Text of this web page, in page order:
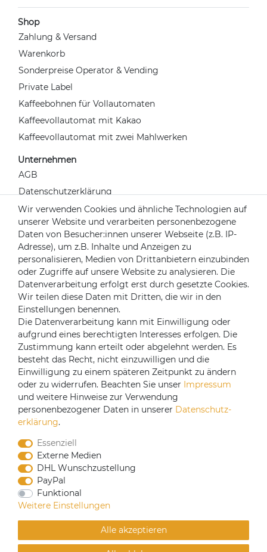
Shop
Zahlung & Versand
Warenkorb
Sonderpreise Operator & Vending
Private Label
Kaffeebohnen für Vollautomaten
Kaffeevollautomat mit Kakao
Kaffeevollautomat mit zwei Mahlwerken
Unternehmen
AGB
Datenschutzerklärung
Widerrufsrecht
Impressum
Kontakt
Über uns
Mein Konto
Login
Registrieren
Versandpartner
CoffeeB2B hat eine Einkaufsvereinbarung mit
Coffeefair. Sollten Sie den Mindestbestellwert nicht
Verkauf nur an gewerbliche Kunden | Mindestbestellwert
Wir verwenden Cookies und ähnliche Technologien auf
unserer Website und verarbeiten personenbezogene
Daten von Besucher:innen unserer Webseite (z.B. IP-
Adresse), um z.B. Inhalte und Anzeigen zu
personalisieren, Medien von Drittanbietern einzubinden
oder Zugriffe auf unsere Website zu analysieren. Die
Datenverarbeitung erfolgt erst durch gesetzte Cookies.
Wir teilen diese Daten mit Dritten, die wir in den
Einstellungen benennen.
Die Datenverarbeitung kann mit Einwilligung oder
aufgrund eines berechtigten Interesses erfolgen. Die
Zustimmung kann erteilt oder abgelehnt werden. Es
besteht das Recht, nicht einzuwilligen und die
Einwilligung zu einem späteren Zeitpunkt zu ändern
oder zu widerrufen. Beachten Sie unser Impressum
und weitere Hinweise zur Verwendung
personenbezogener Daten in unserer Daten­schutz­
erklärung.
Essenziell
Externe Medien
DHL Wunschzustellung
PayPal
Funktional
Weitere Einstellungen
Alle akzeptieren